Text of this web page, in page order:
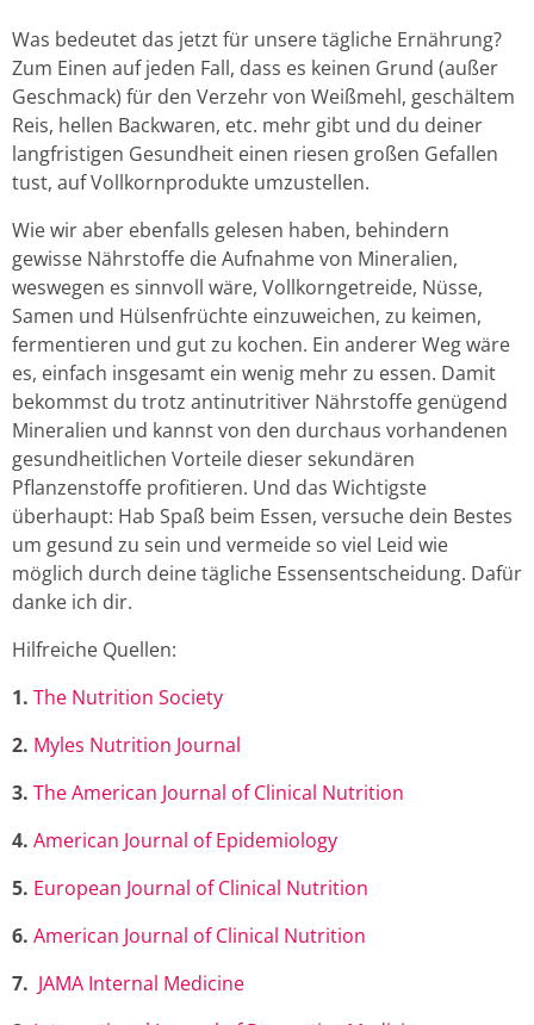
Was bedeutet das jetzt für unsere tägliche Ernährung?
Zum Einen auf jeden Fall, dass es keinen Grund (außer
Geschmack) für den Verzehr von Weißmehl, geschältem
Reis, hellen Backwaren, etc. mehr gibt und du deiner
langfristigen Gesundheit einen riesen großen Gefallen
tust, auf Vollkornprodukte umzustellen.
Wie wir aber ebenfalls gelesen haben, behindern
gewisse Nährstoffe die Aufnahme von Mineralien,
weswegen es sinnvoll wäre, Vollkorngetreide, Nüsse,
Samen und Hülsenfrüchte einzuweichen, zu keimen,
fermentieren und gut zu kochen. Ein anderer Weg wäre
es, einfach insgesamt ein wenig mehr zu essen. Damit
bekommst du trotz antinutritiver Nährstoffe genügend
Mineralien und kannst von den durchaus vorhandenen
gesundheitlichen Vorteile dieser sekundären
Pflanzenstoffe profitieren. Und das Wichtigste
überhaupt: Hab Spaß beim Essen, versuche dein Bestes
um gesund zu sein und vermeide so viel Leid wie
möglich durch deine tägliche Essensentscheidung. Dafür
danke ich dir.
Hilfreiche Quellen:
1. The Nutrition Society
2. Myles Nutrition Journal
3. The American Journal of Clinical Nutrition
4. American Journal of Epidemiology
5. European Journal of Clinical Nutrition
6. American Journal of Clinical Nutrition
7. JAMA Internal Medicine